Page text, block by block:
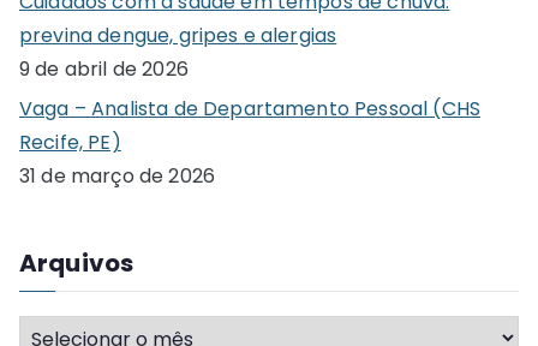
previna dengue, gripes e alergias
9 de abril de 2026
Vaga – Analista de Departamento Pessoal (CHS
Recife, PE)
31 de março de 2026
Arquivos
A